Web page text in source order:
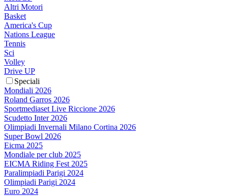
Altri Motori
Basket
America's Cup
Nations League
Tennis
Sci
Volley
Drive UP
Speciali
Mondiali 2026
Roland Garros 2026
Sportmediaset Live Riccione 2026
Scudetto Inter 2026
Olimpiadi Invernali Milano Cortina 2026
Super Bowl 2026
Eicma 2025
Mondiale per club 2025
EICMA Riding Fest 2025
Paralimpiadi Parigi 2024
Olimpiadi Parigi 2024
Euro 2024